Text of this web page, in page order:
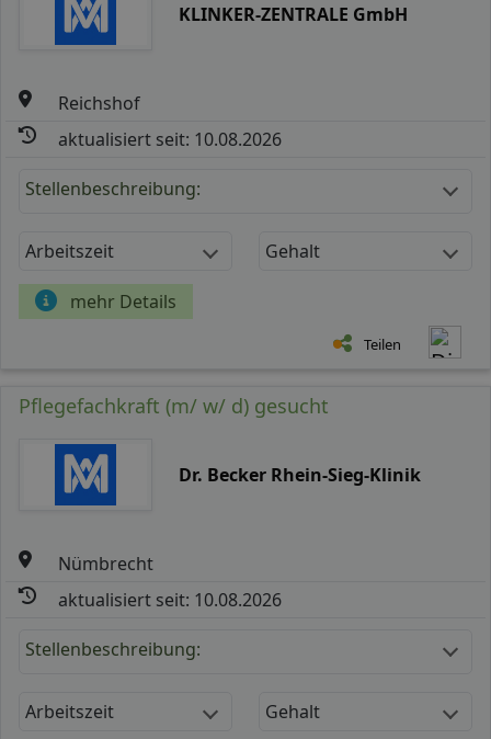
KLINKER-ZENTRALE GmbH
Reichshof
aktualisiert seit: 10.08.2026
Stellenbeschreibung:
Arbeitszeit Gehalt
mehr Details
Teilen
Pflegefachkraft (m/ w/ d) gesucht
Dr. Becker Rhein-Sieg-Klinik
Nümbrecht
aktualisiert seit: 10.08.2026
Stellenbeschreibung:
Arbeitszeit Gehalt